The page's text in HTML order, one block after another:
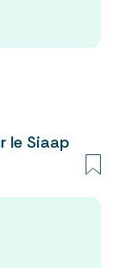
le Siaap